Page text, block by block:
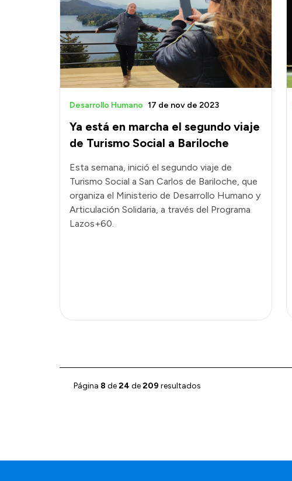
Ya está en marcha el segundo viaje
de Turismo Social a Bariloche
Desarrollo Humano 17 de nov de 2023
Esta semana, inició el segundo viaje de
Turismo Social a San Carlos de Bariloche, que
organiza el Ministerio de Desarrollo Humano y
Articulación Solidaria, a través del Programa
Lazos+60.
Página 8 de24 de209 resultados